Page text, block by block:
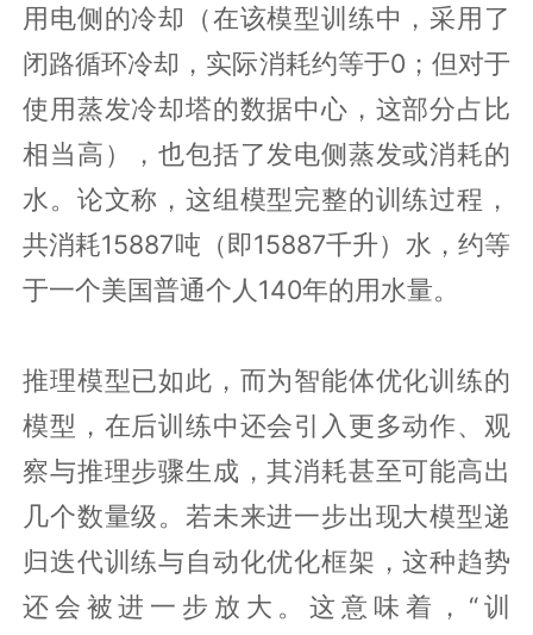
用电侧的冷却（在该模型训练中，采用了
闭路循环冷却，实际消耗约等于0；但对于
使用蒸发冷却塔的数据中心，这部分占比
相当高），也包括了发电侧蒸发或消耗的
水。论文称，这组模型完整的训练过程，
共消耗15887吨（即15887千升）水，约等
于一个美国普通个人140年的用水量。
推理模型已如此，而为智能体优化训练的
模型，在后训练中还会引入更多动作、观
察与推理步骤生成，其消耗甚至可能高出
几个数量级。若未来进一步出现大模型递
归迭代训练与自动化优化框架，这种趋势
还会被进一步放大。这意味着，“训